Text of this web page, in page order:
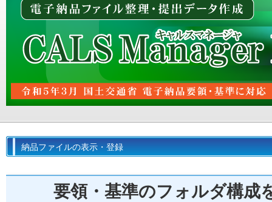
納品ファイルの表示・登録
要領・基準のフォルダ構成